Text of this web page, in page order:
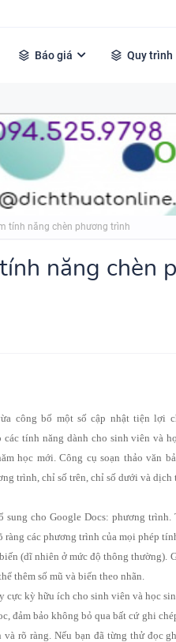
Báo giá Quy trình
tính năng chèn phương trình
năng chèn
công bố một số cập nhật tiện lợi
các tính năng dành cho sinh viên và
học mới. Công cụ soạn thảo văn
trình, chỉ số trên, chỉ số dưới và dịch
cho Google Docs: phương
ràng các phương trình của mọi phép
(dĩ nhiên ở mức độ thông thường).
thêm số mũ và biến theo nhãn.
cực kỳ hữu ích cho sinh viên và học
đảm bảo không bỏ qua bất cứ ghi
rõ ràng. Nếu bạn đã từng thử đọc